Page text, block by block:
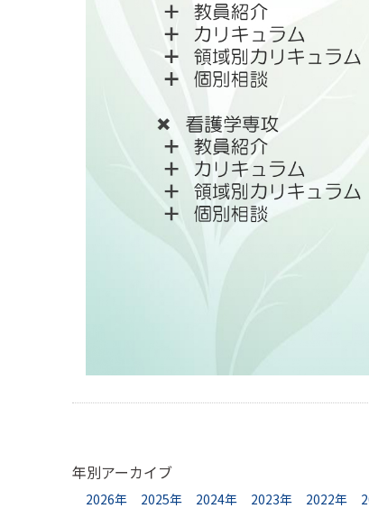
年別アーカイブ
2026年 2025年 2024年 2023年 2022年